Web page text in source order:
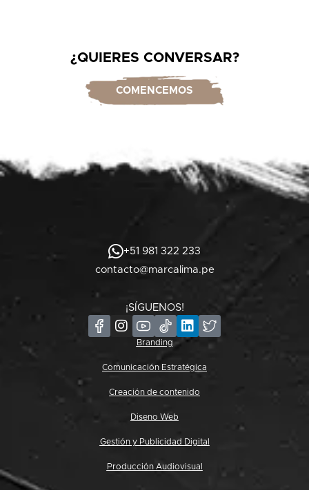
¿QUIERES CONVERSAR?
COMENCEMOS
+51 981 322 233
contacto@marcalima.pe
¡SÍGUENOS!
Branding
Comunicación Estratégica
Creación de contenido
Diseno Web
Gestión y Publicidad Digital
Producción Audiovisual